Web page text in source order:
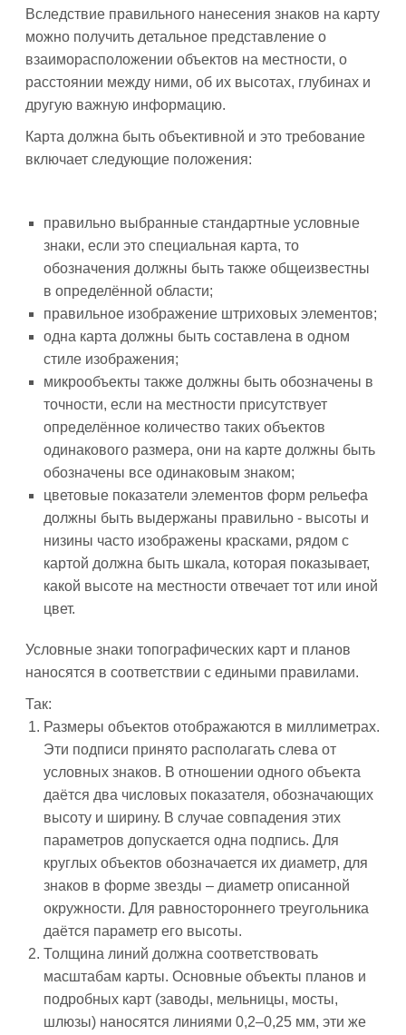
Вследствие правильного нанесения знаков на карту
можно получить детальное представление о
взаиморасположении объектов на местности, о
расстоянии между ними, об их высотах, глубинах и
другую важную информацию.
Карта должна быть объективной и это требование
включает следующие положения:
правильно выбранные стандартные условные
знаки, если это специальная карта, то
обозначения должны быть также общеизвестны
в определённой области;
правильное изображение штриховых элементов;
одна карта должны быть составлена в одном
стиле изображения;
микрообъекты также должны быть обозначены в
точности, если на местности присутствует
определённое количество таких объектов
одинакового размера, они на карте должны быть
обозначены все одинаковым знаком;
цветовые показатели элементов форм рельефа
должны быть выдержаны правильно - высоты и
низины часто изображены красками, рядом с
картой должна быть шкала, которая показывает,
какой высоте на местности отвечает тот или иной
цвет.
Условные знаки топографических карт и планов
наносятся в соответствии с едиными правилами.
Так:
Размеры объектов отображаются в миллиметрах.
Эти подписи принято располагать слева от
условных знаков. В отношении одного объекта
даётся два числовых показателя, обозначающих
высоту и ширину. В случае совпадения этих
параметров допускается одна подпись. Для
круглых объектов обозначается их диаметр, для
знаков в форме звезды – диаметр описанной
окружности. Для равностороннего треугольника
даётся параметр его высоты.
Толщина линий должна соответствовать
масштабам карты. Основные объекты планов и
подробных карт (заводы, мельницы, мосты,
шлюзы) наносятся линиями 0,2–0,25 мм, эти же